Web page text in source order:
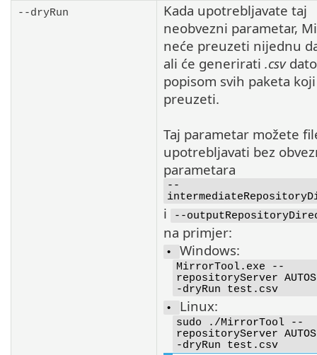
--dryRun
Kada upotrebljavate taj
neobvezni parametar,
neće preuzeti nijednu
ali će generirati .csv
popisom svih paketa
preuzeti.
Taj parametar možete
upotrebljavati bez
parametara
--
i --
na primjer:
• Windows:
MirrorTool.exe --
repositoryServer
-dryRun test.csv
•
Linux:
sudo ./MirrorTool --
repositoryServer
-dryRun test.csv